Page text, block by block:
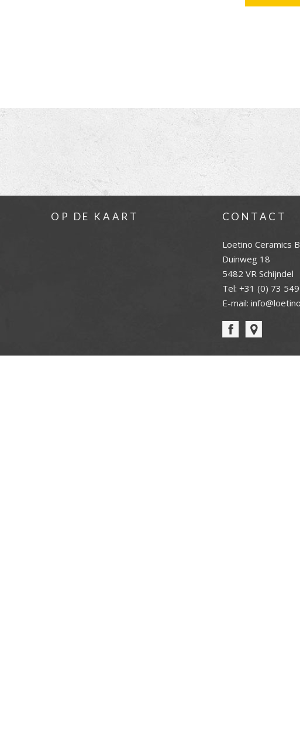
OP DE KAART CONTACT
Loetino Ceramics
Duinweg 18
5482 VR Schijndel
Tel: +31 (0) 73
E-mail: